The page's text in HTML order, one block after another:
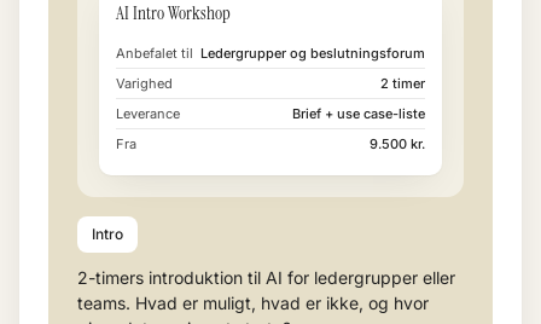
AI Intro Workshop
Anbefalet til Ledergrupper og beslutningsforum
Varighed
2 timer
Leverance
Brief + use case-liste
Fra
9.500 kr.
Intro
2-timers introduktion til AI for ledergrupper eller
teams. Hvad er muligt, hvad er ikke, og hvor